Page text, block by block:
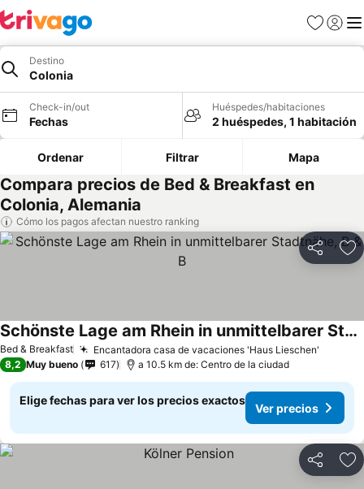
Favoritos
Iniciar
Destino
Colonia
Check-in/out
Fechas
Huéspedes/habitaciones
2 huéspedes, 1 habitación
Ordenar Filtrar Mapa
Compara precios de Bed & Breakfast en
Colonia, Alemania
Cómo los pagos afectan nuestro ranking
Compartir
Bed & Breakfast Encantadora casa de vacaciones 'Haus Lieschen'
Schönste Lage am Rhein in unmittelbarer Stadtnähe, B & B
Ver precios
8,2 Muy bueno 617 a 10.5 km de: Centro de la ciudad
Elige fechas para ver los precios exactos
Ver precios
Compartir